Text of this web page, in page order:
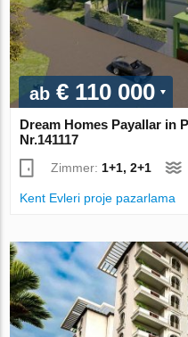
ab € 110 000
Dream Homes Payallar in
Nr.141117
Zimmer: 1+1, 2+1
Kent Evleri proje pazarlama